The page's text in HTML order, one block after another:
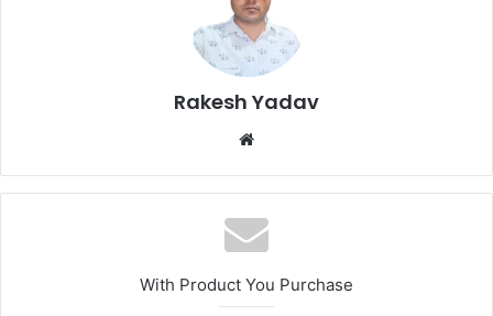
Rakesh Yadav
b
s
i
e
With Product You Purchase